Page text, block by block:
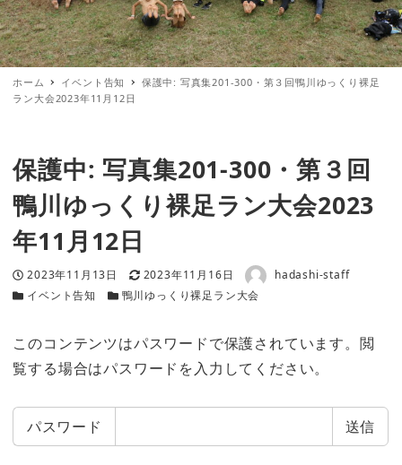
ホーム イベント告知
保護中: 写真集201-300・第３回鴨川ゆっくり裸足
ラン大会2023年11月12日
保護中: 写真集201-300・第３回
鴨川ゆっくり裸足ラン大会2023
年11月12日
投稿日
2023年11月13日 更新日
2023年11月16日 著者 hadashi-staff
カテゴリー
イベント告知 カテゴリー
鴨川ゆっくり裸足ラン大会
このコンテンツはパスワードで保護されています。閲
覧する場合はパスワードを入力してください。
パスワード